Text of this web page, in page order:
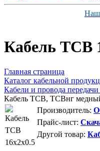
Кабель ТСВ
Главная страница
Каталог кабельной
Кабели и провода передачи
Кабель ТСВ, ТСВнг
Производитель:
Прайс-лист:
Другой товар: